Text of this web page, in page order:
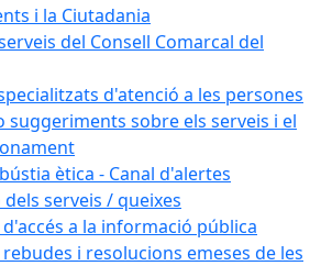
i la Ciutadania
del Consell Comarcal del
d'atenció a les persones
suggeriments sobre els serveis i el
ètica - Canal d'alertes
serveis / queixes
d'accés a la informació pública
i resolucions emeses de les